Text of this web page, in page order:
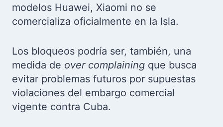
modelos Huawei, Xiaomi no se
comercializa oficialmente en la Isla.
Los bloqueos podría ser, también, una
medida de over complaining que busca
evitar problemas futuros por supuestas
violaciones del embargo comercial
vigente contra Cuba.